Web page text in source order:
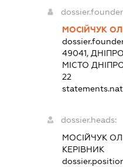
МОСІЙЧУК
49041,
МІСТО
22
dossier.heads:
МОСІЙЧУК
КЕРІВНИК